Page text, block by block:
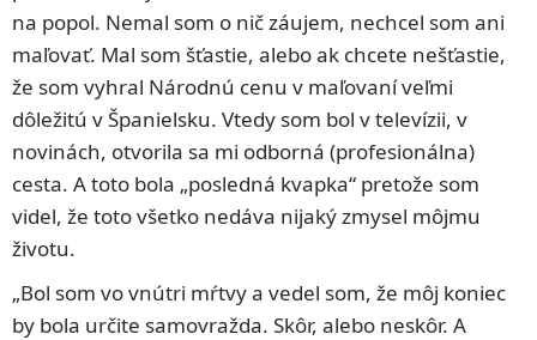
na popol. Nemal som o nič záujem, nechcel som ani
maľovať. Mal som šťastie, alebo ak chcete nešťastie,
že som vyhral Národnú cenu v maľovaní veľmi
dôležitú v Španielsku. Vtedy som bol v televízii, v
novinách, otvorila sa mi odborná (profesionálna)
cesta. A toto bola „posledná kvapka“ pretože som
videl, že toto všetko nedáva nijaký zmysel môjmu
životu.
„Bol som vo vnútri mŕtvy a vedel som, že môj koniec
by bola určite samovražda. Skôr, alebo neskôr. A